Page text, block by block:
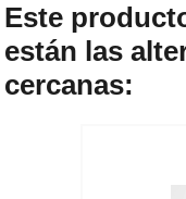
Este
están las
cercanas: